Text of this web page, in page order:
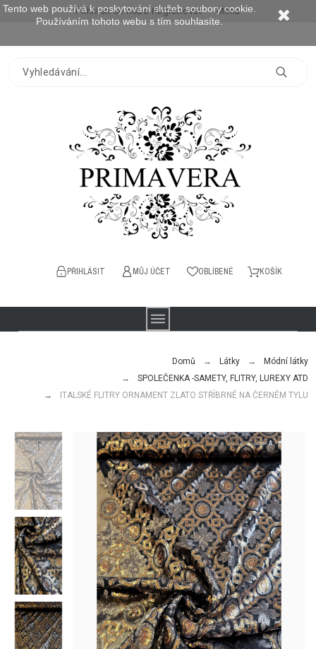
Tento web používá k poskytování služeb soubory cookie.
Používáním tohoto webu s tím souhlasíte.
Přihlásit senebo Registrovat Měna
PŘIHLÁSIT MŮJ ÚČET OBLÍBENÉ KOŠÍK
Domů Látky
Módní látky
SPOLEČENKA -SAMETY, FLITRY, LUREXY ATD
ITALSKÉ FLITRY ORNAMENT ZLATO STŘÍBRNÉ NA ČERNÉM TYLU